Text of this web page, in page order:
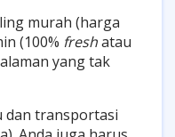
murah (harga
(100% freshatau
yang tak
dan transportasi